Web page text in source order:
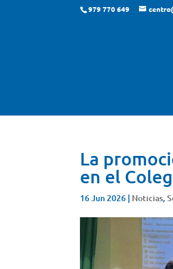
979 770 649
La
en el
16 Jun 2026 | Noticias,